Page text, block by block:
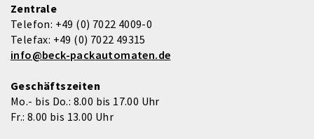
Zentrale
Telefon: +49 (0) 7022 4009-0
Telefax: +49 (0) 7022 49315
info@beck-packautomaten.de
Geschäftszeiten
Mo.- bis Do.: 8.00 bis 17.00 Uhr
Fr.: 8.00 bis 13.00 Uhr